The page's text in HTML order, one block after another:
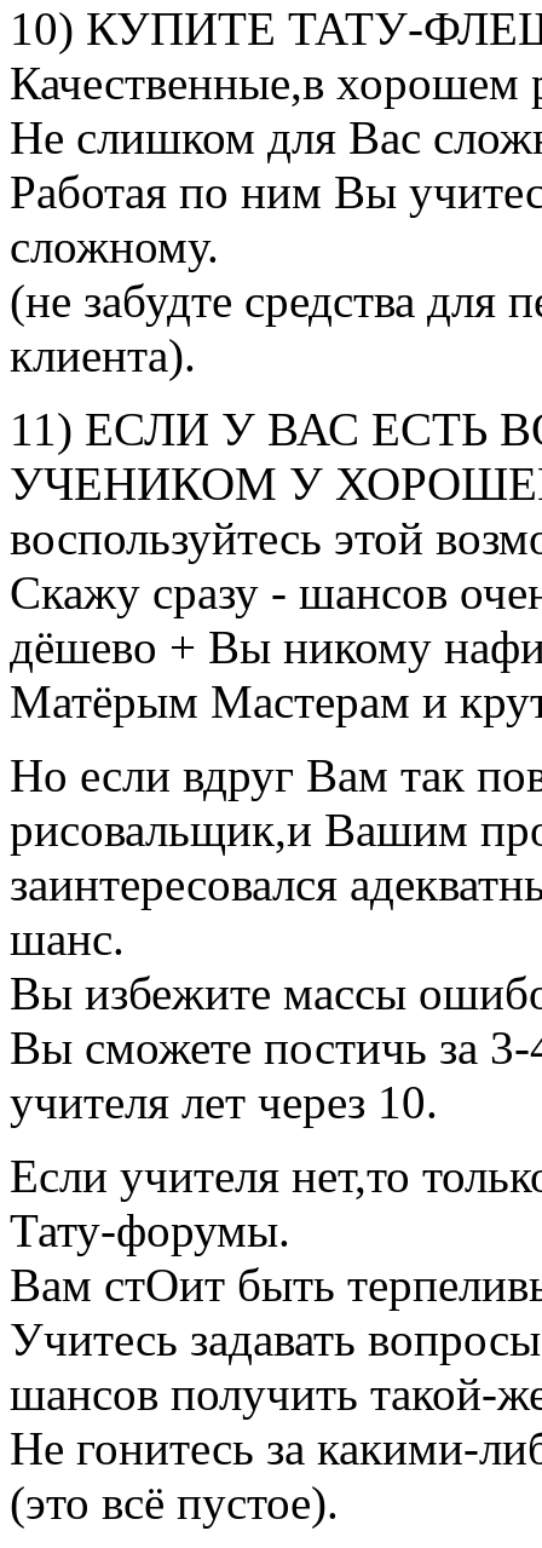
10) КУПИТЕ ТАТУ-
Качественные,в хорошем
Не слишком для Вас
Работая по ним Вы
сложному.
(не забудте средства для
клиента).
11) ЕСЛИ У ВАС ЕСТЬ
УЧЕНИКОМ У
воспользуйтесь этой
Скажу сразу - шансов
дёшево + Вы никому
Матёрым Мастерам и
Но если вдруг Вам так
рисовальщик,и Вашим
заинтересовался
шанс.
Вы избежите массы
Вы сможете постичь за 3-
учителя лет через 10.
Если учителя нет,то
Тату-форумы.
Вам стОит быть
Учитесь задавать
шансов получить такой-
Не гонитесь за какими-
(это всё пустое).